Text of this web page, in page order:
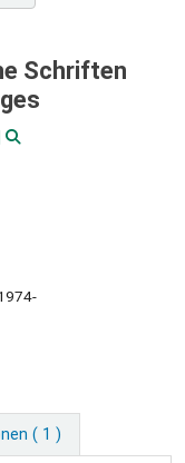
Schriften
( 1 )